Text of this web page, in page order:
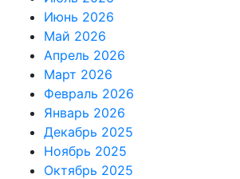
Июнь 2026
Май 2026
Апрель 2026
Март 2026
Февраль 2026
Январь 2026
Декабрь 2025
Ноябрь 2025
Октябрь 2025